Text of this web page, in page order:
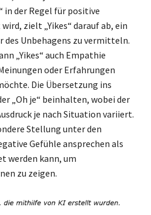
in der Regel für positive
zielt „Yikes“ darauf ab, ein
des Unbehagens zu vermitteln.
„Yikes“ auch Empathie
oder Erfahrungen
Die Übersetzung ins
„Oh je“ beinhalten, wobei der
je nach Situation variiert.
Stellung unter den
Gefühle ansprechen als
werden kann, um
zu zeigen.